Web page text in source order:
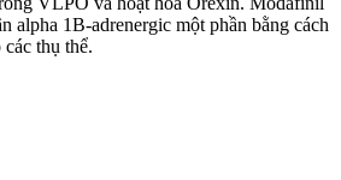
alpha 1B-adrenergic một phần bằng cách
thụ thể.